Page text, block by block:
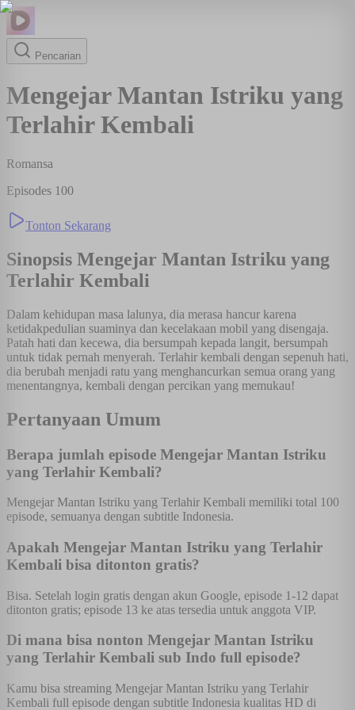
Pencarian
Mengejar Mantan Istriku yang
Terlahir Kembali
Romansa
Episodes 100
Tonton Sekarang
Sinopsis Mengejar Mantan Istriku yang
Terlahir Kembali
Dalam kehidupan masa lalunya, dia merasa hancur karena
ketidakpedulian suaminya dan kecelakaan mobil yang disengaja.
Patah hati dan kecewa, dia bersumpah kepada langit, bersumpah
untuk tidak pernah menyerah. Terlahir kembali dengan sepenuh hati,
dia berubah menjadi ratu yang menghancurkan semua orang yang
menentangnya, kembali dengan percikan yang memukau!
Pertanyaan Umum
Berapa jumlah episode Mengejar Mantan Istriku
yang Terlahir Kembali?
Mengejar Mantan Istriku yang Terlahir Kembali memiliki total 100
episode, semuanya dengan subtitle Indonesia.
Apakah Mengejar Mantan Istriku yang Terlahir
Kembali bisa ditonton gratis?
Bisa. Setelah login gratis dengan akun Google, episode 1-12 dapat
ditonton gratis; episode 13 ke atas tersedia untuk anggota VIP.
Di mana bisa nonton Mengejar Mantan Istriku
yang Terlahir Kembali sub Indo full episode?
Kamu bisa streaming Mengejar Mantan Istriku yang Terlahir
Kembali full episode dengan subtitle Indonesia kualitas HD di